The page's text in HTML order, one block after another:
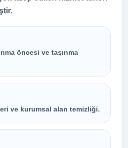
öncesi ve taşınma
ve kurumsal alan temizliği.